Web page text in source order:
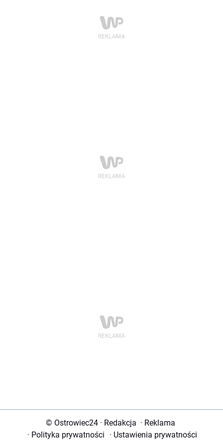
© Ostrowiec24 · Redakcja · Reklama
· Polityka prywatności · Ustawienia prywatności